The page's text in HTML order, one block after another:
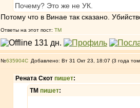
Почему? Это же не УК.
Потому что в Винае так сказано.
Ответы на этот пост: ТМ
№635904 Добавлено: Вт 31 Окт 23, 18:07 (3 года
Рената Скот пишет:
ТМ пишет: